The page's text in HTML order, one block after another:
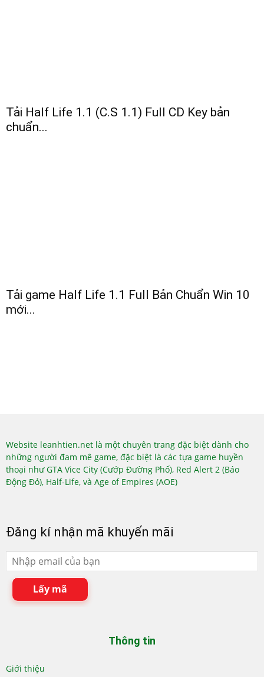
Tải Half Life 1.1 (C.S 1.1) Full CD Key bản
chuẩn...
Tải game Half Life 1.1 Full Bản Chuẩn Win 10
mới...
Website leanhtien.net là một chuyên trang đặc biệt dành cho
những người đam mê game, đặc biệt là các tựa game huyền
thoại như GTA Vice City (Cướp Đường Phố), Red Alert 2 (Báo
Động Đỏ), Half-Life, và Age of Empires (AOE)
Đăng kí nhận mã khuyến mãi
Lấy mã
Thông tin
Giới thiệu